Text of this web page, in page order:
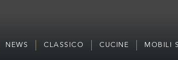
NEWS CLASSICO CUCINE MOBILI